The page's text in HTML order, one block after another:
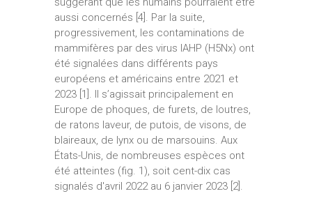
aussi concernés [4]. Par la suite,
progressivement, les contaminations de
mammifères par des virus IAHP (H5Nx) ont
été signalées dans différents pays
européens et américains entre 2021 et
2023 [1]. Il s’agissait principalement en
Europe de phoques, de furets, de loutres,
de ratons laveur, de putois, de visons, de
blaireaux, de lynx ou de marsouins. Aux
États-Unis, de nombreuses espèces ont
été atteintes (fig. 1), soit cent-dix cas
signalés d'avril 2022 au 6 janvier 2023 [2].